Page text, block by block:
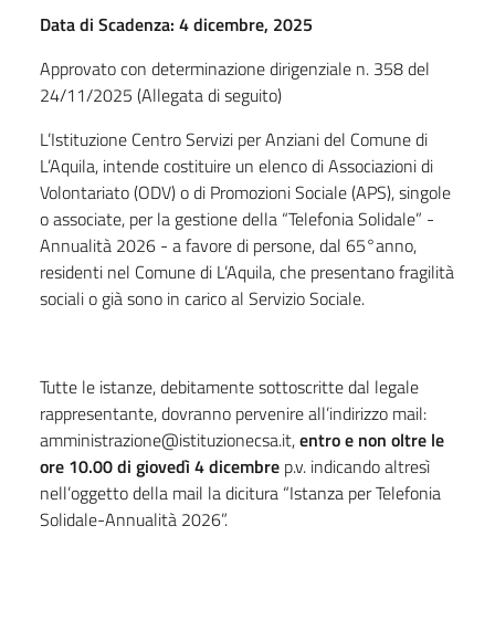
R.P. "Ex ONPI" Liste di attesa
Soggiorni climatici
Cartellone natalizio 2024 - proposte di eventi
BANDI DI CONCORSO E SELEZIONI
Servizi
Enti controllati
Attività e procedimenti
Provvedimenti
Data di Scadenza: 4 dicembre, 2025
Approvato con determinazione dirigenziale n. 358 del
24/11/2025 (Allegata di seguito)
L’Istituzione Centro Servizi per Anziani del Comune di
L’Aquila, intende costituire un elenco di Associazioni di
Volontariato (ODV) o di Promozioni Sociale (APS), singole
o associate, per la gestione della “Telefonia Solidale” -
Annualità 2026 - a favore di persone, dal 65°anno,
residenti nel Comune di L’Aquila, che presentano fragilità
sociali o già sono in carico al Servizio Sociale.
Tutte le istanze, debitamente sottoscritte dal legale
rappresentante, dovranno pervenire all’indirizzo mail:
amministrazione@istituzionecsa.it,entro e non oltre le
ore 10.00 di giovedì 4 dicembre p.v. indicando altresì
nell’oggetto della mail la dicitura “Istanza per Telefonia
Solidale-Annualità 2026”.